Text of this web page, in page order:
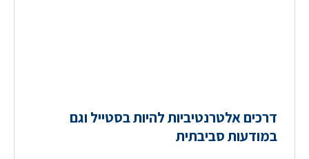
דרכים אלטרנטיביות להיות בסטייל וגם
במודעות סביבתית